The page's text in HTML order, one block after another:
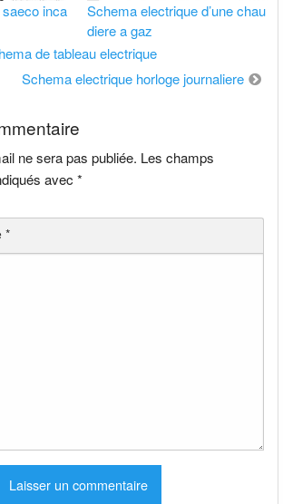
inca
Schema electrique d’une chau
diere a gaz
de tableau electrique
Schema electrique horloge journaliere
ne sera pas publiée. Les champs
avec*
*